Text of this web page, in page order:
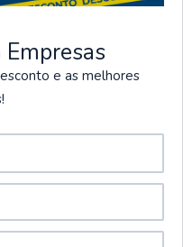
cuir synthétique
e as melhores